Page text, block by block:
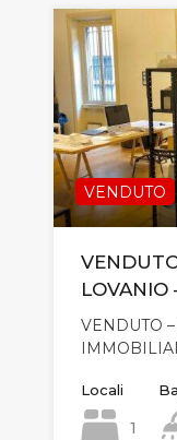
VENDUTO
LOVANIO
VENDUTO
Locali
1